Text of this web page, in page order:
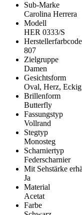
Sub-Marke
Carolina Herrera
Modell
HER 0333/S
Herstellerfarbcode
807
Zielgruppe
Damen
Gesichtsform
Oval, Herz, Eckig
Brillenform
Butterfly
Fassungstyp
Vollrand
Stegtyp
Monosteg
Scharniertyp
Federscharnier
Mit Sehstärke
Ja
Material
Acetat
Farbe